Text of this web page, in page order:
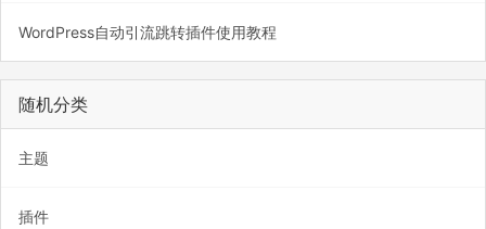
WordPress自动引流跳转插件使用教程
随机分类
主题
插件